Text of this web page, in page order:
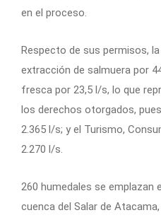
en el proceso.
Respecto de sus permisos,
extracción de salmuera por
fresca por 23,5 l/s, lo que
los derechos otorgados,
2.365 l/s; y el Turismo,
2.270 l/s.
260 humedales se
cuenca del Salar de